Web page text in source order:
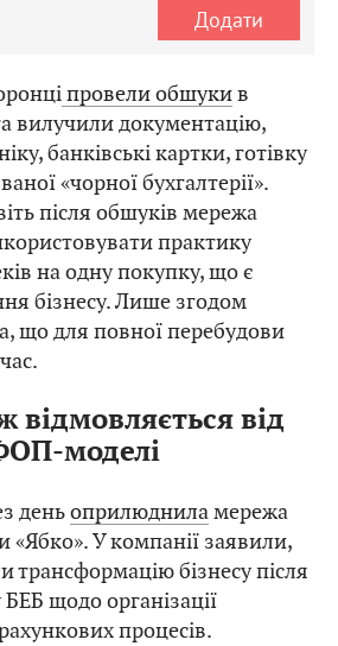
Додати
провели обшукив
вилучили документацію,
банківські картки, готівку
«чорної бухгалтерії».
після обшуків мережа
практику
на одну покупку, що є
бізнесу. Лише згодом
що для повної перебудови
відмовляється від
моделі
деньоприлюдниламережа
«Ябко». У компанії заявили,
бізнесу після
щодо організації
процесів.